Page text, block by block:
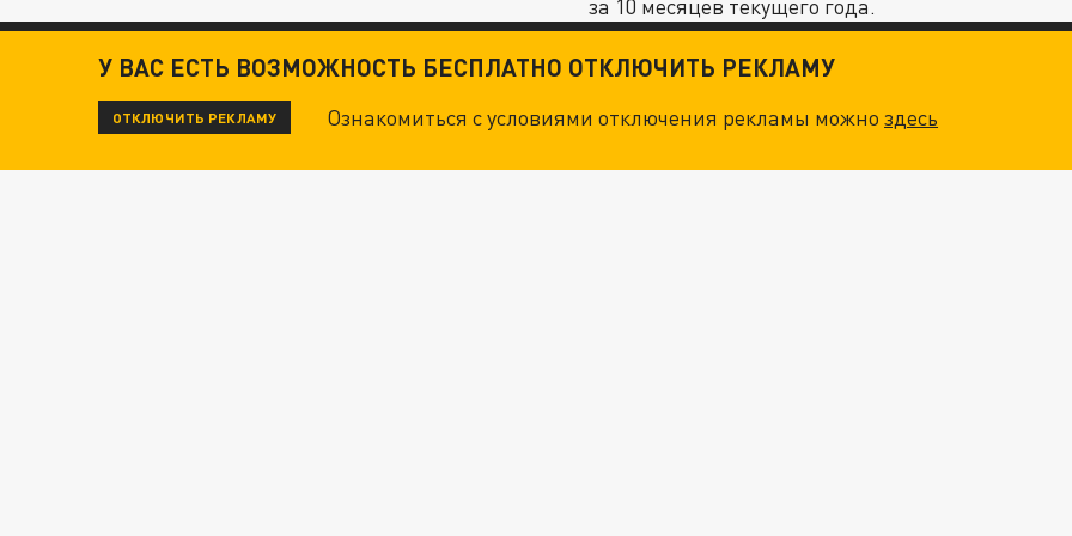
за 10 месяцев текущего года.
У ВАС ЕСТЬ ВОЗМОЖНОСТЬ БЕСПЛАТНО ОТКЛЮЧИТЬ РЕКЛАМУ
ОТКЛЮЧИТЬ РЕКЛАМУ Ознакомиться с условиями отключения рекламы можноздесь